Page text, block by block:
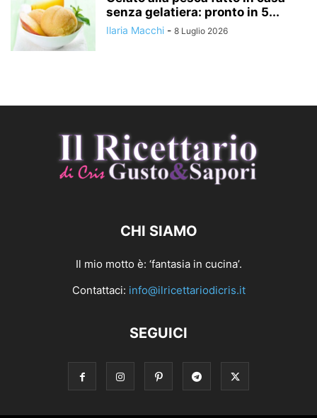
senza gelatiera: pronto in 5...
Ilaria Macchi - 8 Luglio 2026
CHI SIAMO
Il mio motto è: ‘fantasia in cucina’.
Contattaci: info@ilricettariodicris.it
SEGUICI